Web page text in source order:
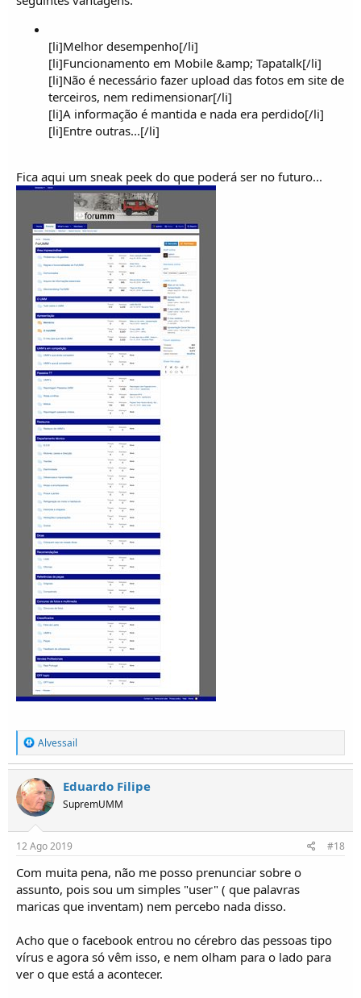
temos e sabemos.
coisas, que em muitas horas de Forum não conseguia saber!!
O papel, vai mantendo as suas vantagens.
Sei, que é dos que partilha, e portanto peço, quando puder, organize sff, uma
sequência lógica e interessante de temas e vá publicando, para renovar a
memória, ou ensinar a quem nunca soube.
Paulo Nunes
[li]Melhor desempenho[/li]
[li]Funcionamento em Mobile &amp; Tapatalk[/li]
[li]Não é necessário fazer upload das fotos em site de
terceiros, nem redimensionar[/li]
[li]A informação é mantida e nada era perdido[/li]
[li]Entre outras...[/li]
Fica aqui um sneak peek do que poderá ser no futuro...
R
e
a
ç
õ
e
s
:
Alvessail
Eduardo Filipe
SupremUMM
12 Ago 2019 #18
Com muita pena, não me posso prenunciar sobre o
assunto, pois sou um simples "user" ( que palavras
maricas que inventam) nem percebo nada disso.
Acho que o facebook entrou no cérebro das pessoas tipo
vírus e agora só vêm isso, e nem olham para o lado para
ver o que está a acontecer.